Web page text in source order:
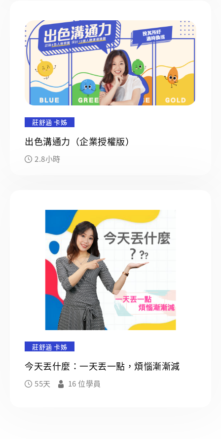
莊舒涵 卡姊
出色溝通力（企業授權版）
2.8小時
莊舒涵 卡姊
今天丟什麼：一天丟一點，煩惱漸漸減
55天 16 位學員